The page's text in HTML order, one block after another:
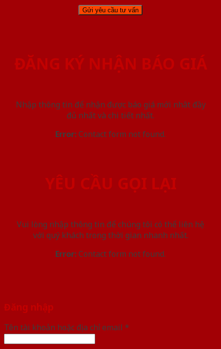
ĐĂNG KÝ NHẬN BÁO GIÁ
Nhập thông tin để nhận được báo giá mới nhât đầy
đủ nhất và chi tiết nhất.
Error:Contact form not found.
YÊU CẦU GỌI LẠI
Vui lòng nhập thông tin để chúng tôi có thể liên hệ
với quý khách trong thời gian nhanh nhất.
Error:Contact form not found.
Đăng nhập
Tên tài khoản hoặc địa chỉ email *